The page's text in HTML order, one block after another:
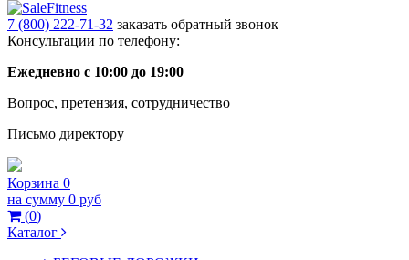
7 (800) 222-71-32 заказать обратный звонок
Консультации по телефону:
Ежедневно с 10:00 до 19:00
Вопрос, претензия, сотрудничество
Письмо директору
Корзина 0
на сумму 0 руб
(0)
Каталог